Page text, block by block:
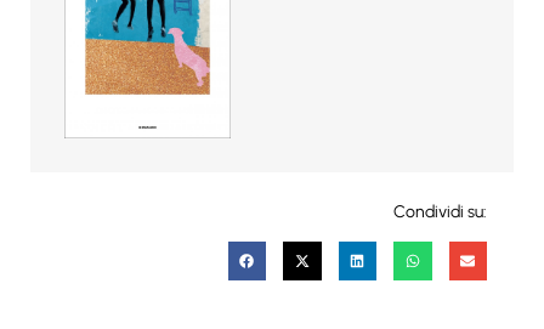
Condividi su: